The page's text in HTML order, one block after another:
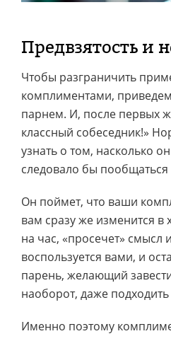
Предвзятость и
Чтобы разграничить
комплиментами,
парнем. И, после первых
классный собеседник!»
узнать о том, насколько
следовало бы
Он поймет, что ваши
вам сразу же изменится
на час, «просечет» смысл
воспользуется вами, и
парень, желающий
наоборот, даже
Именно поэтому